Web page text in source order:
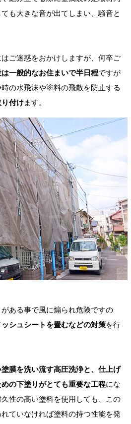
も大きな音が出てしまい、騒音と
ご迷惑をおかけしますが、何卒ご
は一般的なお住まいで半日程ですが
の水飛沫や塗料の飛散を防止する
り付けます。
ある事で風に煽られ危険ですの
ッシュシートを畳むなどの対策を行
膜を洗い流す高圧洗浄と、仕上げ
の下塗りがとても重要な工程にな
性の高い塗料を使用しても、この
ていなければ塗料の持つ性能を発